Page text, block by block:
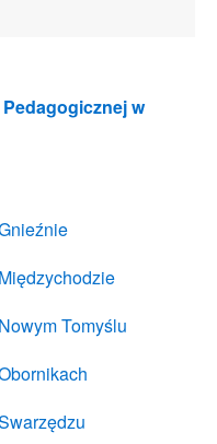
w
Tomyślu